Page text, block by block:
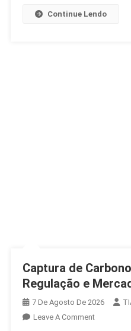
Continue Lendo
Captura de
Regulação e
7 De Agosto De 2026
Leave A CommentOn